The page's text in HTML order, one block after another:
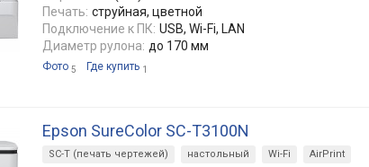
Печать: струйная, цветной
Подключение к ПК: USB, Wi-Fi, LAN
Диаметр рулона: до 170 мм
Фото 5 Где купить 1
Epson SureColor SC-T3100N
SC-T (печать чертежей) настольный Wi-Fi AirPrint